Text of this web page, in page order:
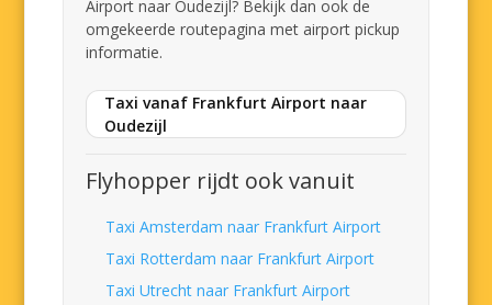
Airport naar Oudezijl? Bekijk dan ook de
omgekeerde routepagina met airport pickup
informatie.
Taxi vanaf Frankfurt Airport naar
Oudezijl
Flyhopper rijdt ook vanuit
Taxi Amsterdam naar Frankfurt Airport
Taxi Rotterdam naar Frankfurt Airport
Taxi Utrecht naar Frankfurt Airport